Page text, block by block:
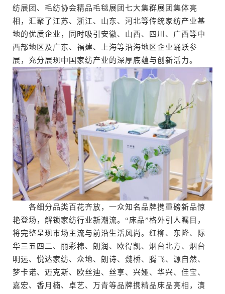
纺展团、毛纺协会精品毛毯展团七大集群展团集体亮
相，汇聚了江苏、浙江、山东、河北等传统家纺产业基
地的优质企业，同时吸引安徽、山西、四川、广西等中
西部地区及广东、福建、上海等沿海地区企业踊跃参
展，充分展现中国家纺产业的深厚底蕴与创新活力。
各细分品类百花齐放，一众知名品牌携重磅新品惊
艳登场，解锁家纺行业新潮流。“床品”格外引人瞩目，
将完整呈现市场主流与前沿生活风尚。红柳、东隆、际
华三五四二、丽彩棉、朗润、欧得凯、烟台北方、烟台
明远、悦达家纺、众地、朗诗、魏桥、腾飞、源自然、
梦卡诺、迈克斯、欧丝迪、丝享、兴娅、华兴、佳宝、
嘉宏、香月楠、卓艺、万青等品牌携精品床品亮相，演